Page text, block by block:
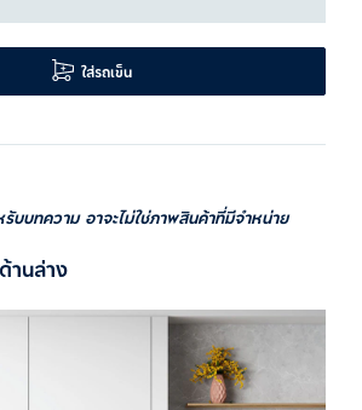
ใส่รถเข็น
บบทความ อาจะไม่ใช่ภาพสินค้าที่มีจำหน่าย
านล่าง